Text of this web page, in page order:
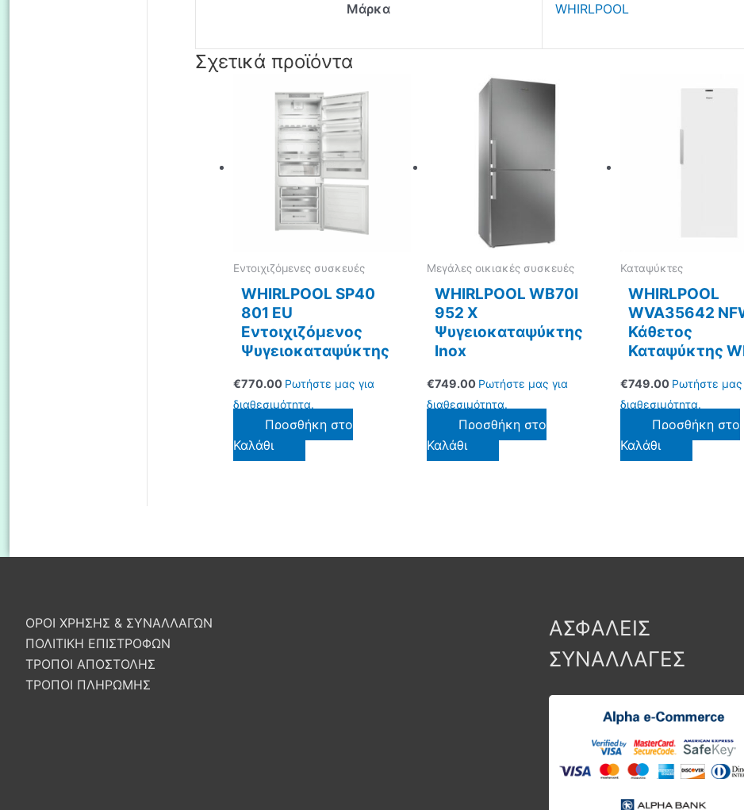
Μάρκα WHIRLPOOL
Σχετικά προϊόντα
Εντοιχιζόμενες συσκευές
WHIRLPOOL SP40
801 EU
Εντοιχιζόμενος
Ψυγειοκαταψύκτης
€770.00 Ρωτήστε μας για
διαθεσιμότητα.
Προσθήκη στο
Καλάθι
Μεγάλες οικιακές συσκευές
WHIRLPOOL WB70I
952 X
Ψυγειοκαταψύκτης
Inox
€749.00 Ρωτήστε μας για
διαθεσιμότητα.
Προσθήκη στο
Καλάθι
Καταψύκτες
WHIRLPOOL
WVA35642
Κάθετος
Καταψύκτης
€749.00 Ρωτήστε μας
διαθεσιμότητα.
Προσθήκη στο
Καλάθι
ΟΡΟΙ ΧΡΗΣΗΣ & ΣΥΝΑΛΛΑΓΩΝ
ΠΟΛΙΤΙΚΗ ΕΠΙΣΤΡΟΦΩΝ
ΤΡΟΠΟΙ ΑΠΟΣΤΟΛΗΣ
ΤΡΟΠΟΙ ΠΛΗΡΩΜΗΣ
ΑΣΦΑΛΕΙΣ
ΣΥΝΑΛΛΑΓΕΣ